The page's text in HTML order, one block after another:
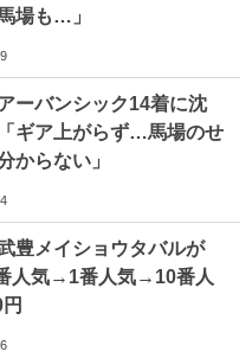
場も…」
ーバンシック14着に沈
ギア上がらず…馬場のせ
からない」
豊メイショウタバルが
人気→1番人気→10番人